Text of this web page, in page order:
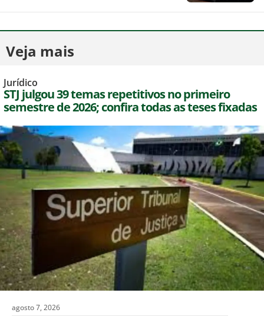
Veja mais
Jurídico
STJ julgou 39 temas repetitivos no primeiro
semestre de 2026; confira todas as teses fixadas
agosto 7, 2026